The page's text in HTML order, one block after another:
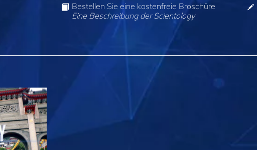
Bestellen Sie eine kostenfreie Broschüre
Eine Beschreibung der Scientology